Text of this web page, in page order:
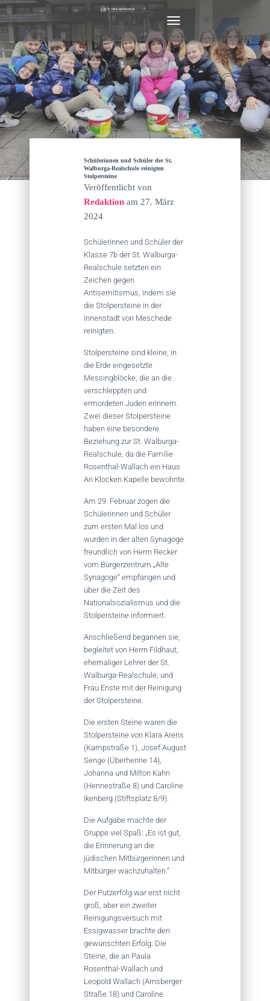
N
A
V
I
G
A
T
O
N
A
Schülerinnen und Schüler der St.
Walburga-Realschule reinigten
Stolpersteine
Veröffentlicht von
Redaktion am 27. März
2024
Schülerinnen und Schüler der
Klasse 7b der St. Walburga-
Realschule setzten ein
Zeichen gegen
Antisemitismus, indem sie
die Stolpersteine in der
Innenstadt von Meschede
reinigten.
Stolpersteine sind kleine, in
die Erde eingesetzte
Messingblöcke, die an die
verschleppten und
ermordeten Juden erinnern.
Zwei dieser Stolpersteine
haben eine besondere
Beziehung zur St. Walburga-
Realschule, da die Familie
Rosenthal-Wallach ein Haus
An Klocken Kapelle bewohnte.
Am 29. Februar zogen die
Schülerinnen und Schüler
zum ersten Mal los und
wurden in der alten Synagoge
freundlich von Herrn Recker
vom Bürgerzentrum „Alte
Synagoge“ empfangen und
über die Zeit des
Nationalsozialismus und die
Stolpersteine informiert.
Anschließend begannen sie,
begleitet von Herrn Fildhaut,
ehemaliger Lehrer der St.
Walburga-Realschule, und
Frau Enste mit der Reinigung
der Stolpersteine.
Die ersten Steine waren die
Stolpersteine von Klara Arens
(Kampstraße 1), Josef August
Senge (Überhenne 14),
Johanna und Milton Kahn
(Hennestraße 8) und Caroline
Ikenberg (Stiftsplatz 8/9).
Die Aufgabe machte der
Gruppe viel Spaß: „Es ist gut,
die Erinnerung an die
jüdischen Mitbürgerinnen und
Mitbürger wachzuhalten.“
Der Putzerfolg war erst nicht
groß, aber ein zweiter
Reinigungsversuch mit
Essigwasser brachte den
gewünschten Erfolg: Die
Steine, die an Paula
Rosenthal-Wallach und
Leopold Wallach (Arnsberger
Straße 18) und Caroline